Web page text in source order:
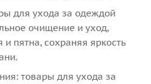
для ухода за одеждой
очищение и уход,
и пятна, сохраняя яркость
товары для ухода за